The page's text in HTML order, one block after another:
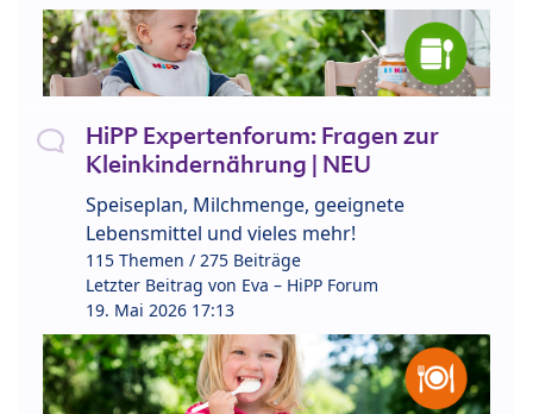
HiPP Expertenforum: Fragen zur
Kleinkindernährung | NEU
Speiseplan, Milchmenge, geeignete
Lebensmittel und vieles mehr!
115 Themen / 275 Beiträge
Letzter Beitrag von Eva – HiPP Forum
19. Mai 2026 17:13